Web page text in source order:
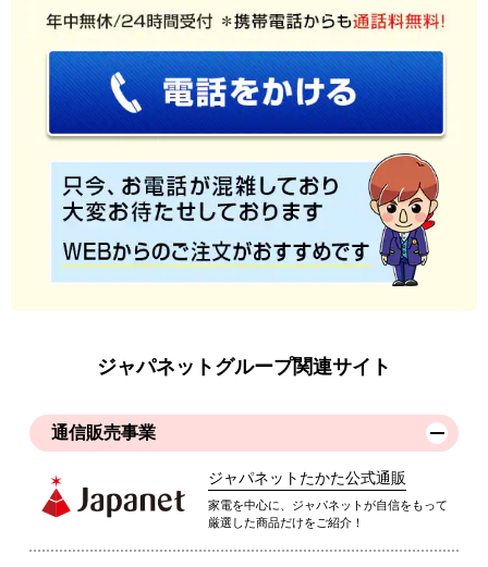
ジャパネットグループ関連サイト
通信販売事業
ジャパネットたかた公式通販
家電を中心に、ジャパネットが自信をもって
厳選した商品だけをご紹介！